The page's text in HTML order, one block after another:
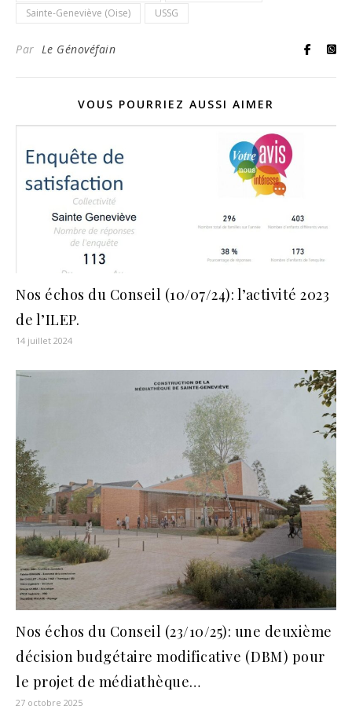
Sainte-Geneviève (Oise)
USSG
Par Le Génovéfain
VOUS POURRIEZ AUSSI AIMER
Nos échos du Conseil (10/07/24): l’activité 2023
de l’ILEP.
14 juillet 2024
Nos échos du Conseil (23/10/25): une deuxième
décision budgétaire modificative (DBM) pour
le projet de médiathèque…
27 octobre 2025